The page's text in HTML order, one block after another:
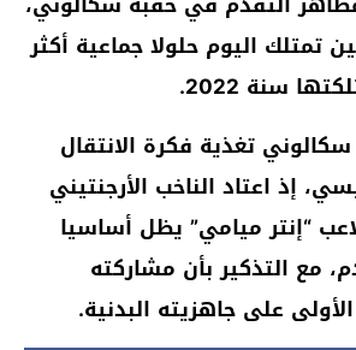
تمتلك اليوم حلولا جماعية أكثر
سنة 2022.
تغذية فكرة الانتقال
إذ اعتاد الناخب الأرجنتيني
“إنتر ميامي” يظل أساسيا
مع التذكير بأن مشاركته
على جاهزيته البدنية.